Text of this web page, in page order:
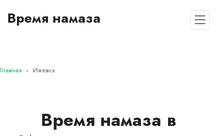
Время намаза
Главная Ижевск
Время намаза в